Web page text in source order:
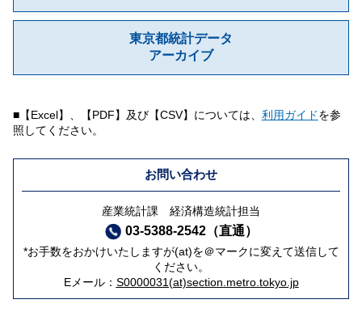
東京都統計データ
アーカイブ
■【Excel】、【PDF】及び【CSV】については、 利用ガイドを参
照してください。
お問い合わせ
産業統計課 経済構造統計担当
03-5388-2542（直通）
*お手数をおかけいたしますが(at)を＠マークに変えて送信して
ください。
Eメール： S0000031(at)section.metro.tokyo.jp